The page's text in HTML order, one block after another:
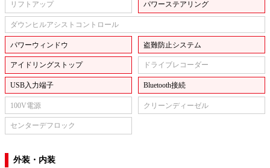
リフトアップ パワーステアリング
ダウンヒルアシストコントロール
パワーウィンドウ 盗難防止システム
アイドリングストップ ドライブレコーダー
USB入力端子 Bluetooth接続
100V電源 クリーンディーゼル
センターデフロック
外装・内装